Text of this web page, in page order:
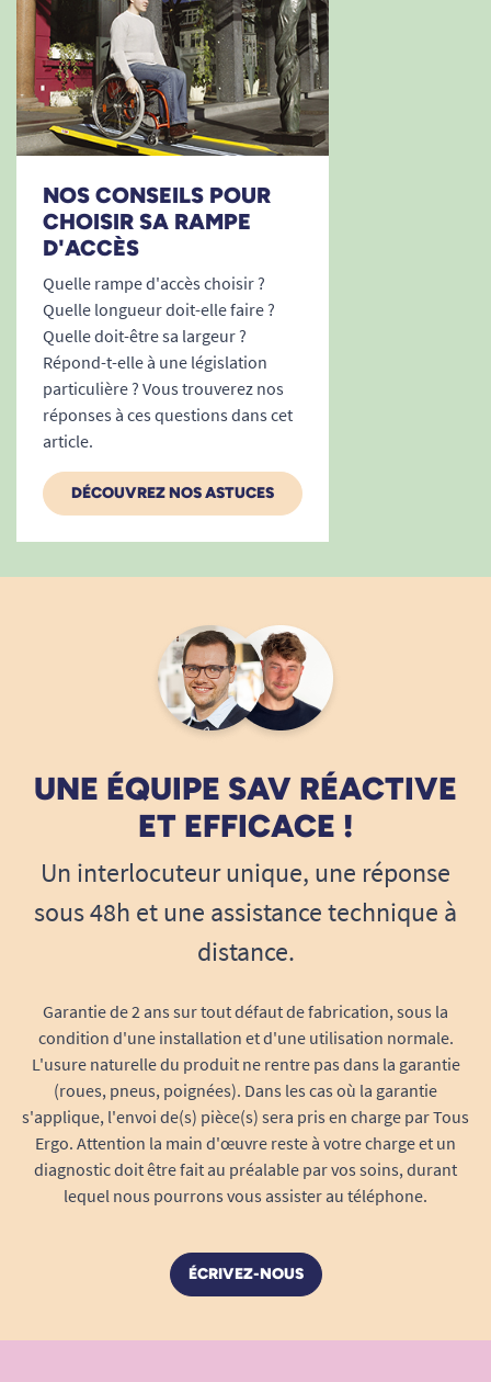
NOS CONSEILS POUR
CHOISIR SA RAMPE
D'ACCÈS
Quelle rampe d'accès choisir ?
Quelle longueur doit-elle faire ?
Quelle doit-être sa largeur ?
Répond-t-elle à une législation
particulière ? Vous trouverez nos
réponses à ces questions dans cet
article.
DÉCOUVREZ NOS ASTUCES
UNE ÉQUIPE SAV RÉACTIVE
ET EFFICACE !
Un interlocuteur unique, une réponse
sous 48h et une assistance technique à
distance.
Garantie de 2 ans sur tout défaut de fabrication, sous la
condition d'une installation et d'une utilisation normale.
L'usure naturelle du produit ne rentre pas dans la garantie
(roues, pneus, poignées). Dans les cas où la garantie
s'applique, l'envoi de(s) pièce(s) sera pris en charge par Tous
Ergo. Attention la main d'œuvre reste à votre charge et un
diagnostic doit être fait au préalable par vos soins, durant
lequel nous pourrons vous assister au téléphone.
ÉCRIVEZ-NOUS